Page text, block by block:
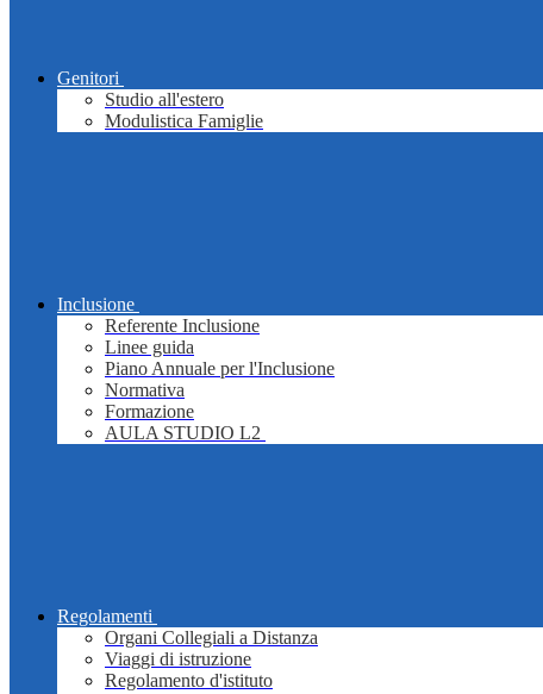
Genitori
Studio all'estero
Modulistica Famiglie
Inclusione
Referente Inclusione
Linee guida
Piano Annuale per l'Inclusione
Normativa
Formazione
AULA STUDIO L2
Regolamenti
Organi Collegiali a Distanza
Viaggi di istruzione
Regolamento d'istituto